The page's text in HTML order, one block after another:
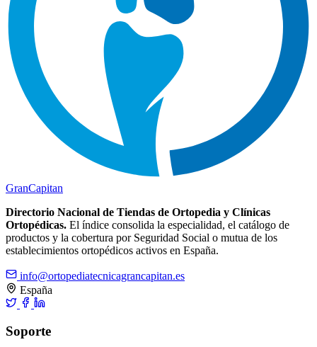
GranCapitan
Directorio Nacional de Tiendas de Ortopedia y Clínicas
Ortopédicas. El índice consolida la especialidad, el catálogo de
productos y la cobertura por Seguridad Social o mutua de los
establecimientos ortopédicos activos en España.
info@ortopediatecnicagrancapitan.es
España
Soporte